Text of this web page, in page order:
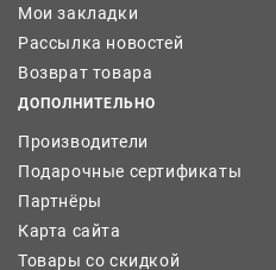
Мои закладки
Рассылка новостей
Возврат товара
ДОПОЛНИТЕЛЬНО
Производители
Подарочные сертификаты
Партнёры
Карта сайта
Товары со скидкой